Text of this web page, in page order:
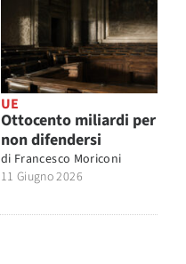
UE
Ottocento miliardi per
non difendersi
di Francesco Moriconi
11 Giugno 2026